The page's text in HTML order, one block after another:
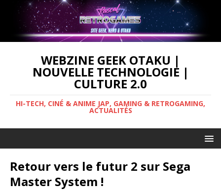
WEBZINE GEEK OTAKU |
NOUVELLE TECHNOLOGIE |
CULTURE 2.0
HI-TECH, CINÉ & ANIME JAP, GAMING & RETROGAMING,
ACTUALITÉS
Retour vers le futur 2 sur Sega
Master System !